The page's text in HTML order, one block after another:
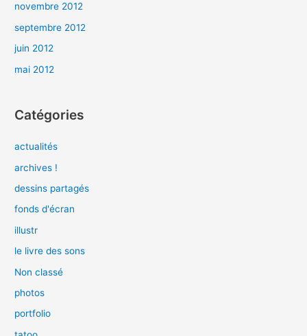
novembre 2012
septembre 2012
juin 2012
mai 2012
Catégories
actualités
archives !
dessins partagés
fonds d'écran
illustr
le livre des sons
Non classé
photos
portfolio